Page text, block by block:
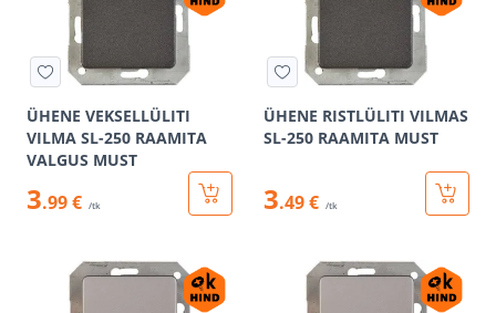
ÜHENE VEKSELLÜLITI
VILMA SL-250 RAAMITA
VALGUS MUST
3.99 € /tk
ÜHENE RISTLÜLITI VILMAS
SL-250 RAAMITA MUST
3.49 € /tk